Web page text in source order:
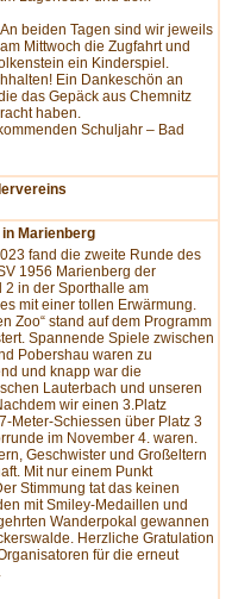
beiden Tagen sind wir jeweils
Mittwoch die Zugfahrt und
ein Kinderspiel.
Ein Dankeschön an
das Gepäck aus Chemnitz
haben.
Schuljahr – Bad
in Marienberg
fand die zweite Runde des
1956 Marienberg der
2 in der Sporthalle am
mit einer tollen Erwärmung.
Zoo“ stand auf dem Programm
Spannende Spiele zwischen
Pobershau waren zu
und knapp war die
Lauterbach und unseren
wir einen 3.Platz
Meter-Schiessen über Platz 3
im November 4. waren.
Geschwister und Großeltern
Mit nur einem Punkt
Stimmung tat das keinen
mit Smiley-Medaillen und
Wanderpokal gewannen
Herzliche Gratulation
für die erneut